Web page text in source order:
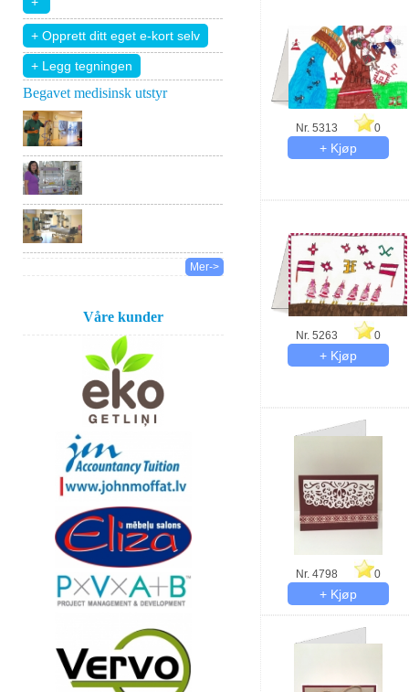
+ Legg tegningen
Begavet medisinsk utstyr
Mer->
Våre kunder
Nr. 5313 0
Nr. 5263 0
Nr. 4798 0